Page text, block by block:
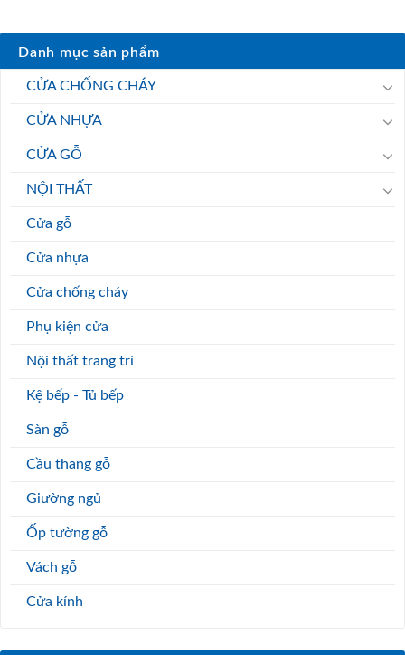
Danh mục sản phẩm
CỬA CHỐNG CHÁY
CỬA NHỰA
CỬA GỖ
NỘI THẤT
Cửa gỗ
Cửa nhựa
Cửa chống cháy
Phụ kiện cửa
Nội thất trang trí
Kệ bếp - Tủ bếp
Sàn gỗ
Cầu thang gỗ
Giường ngủ
Ốp tường gỗ
Vách gỗ
Cửa kính